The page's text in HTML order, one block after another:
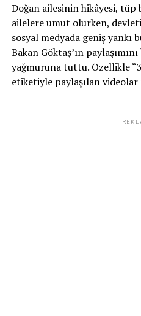
Doğan ailesinin hikâyesi, tüp
ailelere umut olurken,
sosyal medyada geniş yankı
Bakan Göktaş’ın
yağmuruna tuttu. Özellikle
etiketiyle paylaşılan